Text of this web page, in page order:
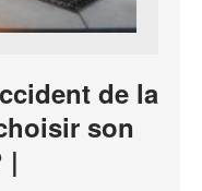
de la
son
|